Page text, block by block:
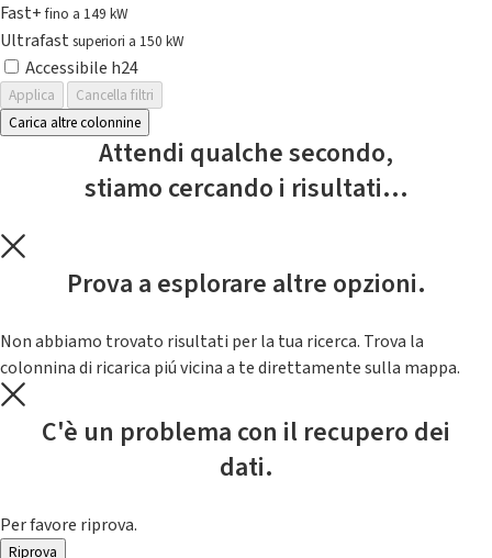
Fast+fino a 149 kW
Ultrafast superiori a 150 kW
Accessibile h24
Applica
Cancella filtri
Carica altre colonnine
Attendi qualche secondo,
stiamo cercando i risultati...
Prova a esplorare altre opzioni.
Non abbiamo trovato risultati per la tua ricerca. Trova la
colonnina di ricarica piú vicina a te direttamente sulla mappa.
C'è un problema con il recupero dei
dati.
Per favore riprova.
Riprova